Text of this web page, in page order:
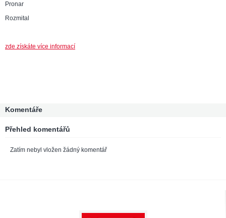
Pronar
Rozmital
zde získáte více informací
Komentáře
Přehled komentářů
Zatím nebyl vložen žádný komentář